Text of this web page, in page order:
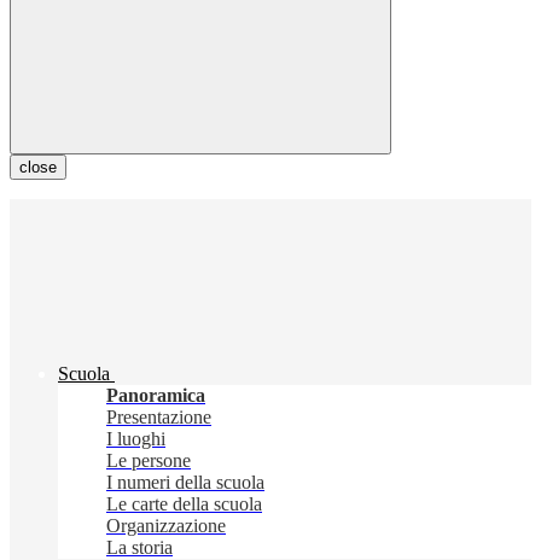
close
Scuola
Panoramica
Presentazione
I luoghi
Le persone
I numeri della scuola
Le carte della scuola
Organizzazione
La storia